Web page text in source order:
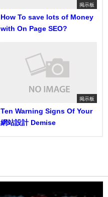
掲示板
How To save lots of Money
with On Page SEO?
掲示板
Ten Warning Signs Of Your
網站設計 Demise